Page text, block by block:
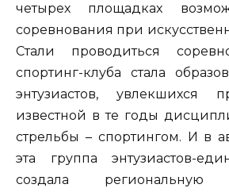
четырех площадках
соревнования при
Стали проводиться
спортинг-клуба стала
энтузиастов, увлекшихся
известной в те годы
стрельбы – спортингом. И в
эта группа энтузиастов-
создала региональную